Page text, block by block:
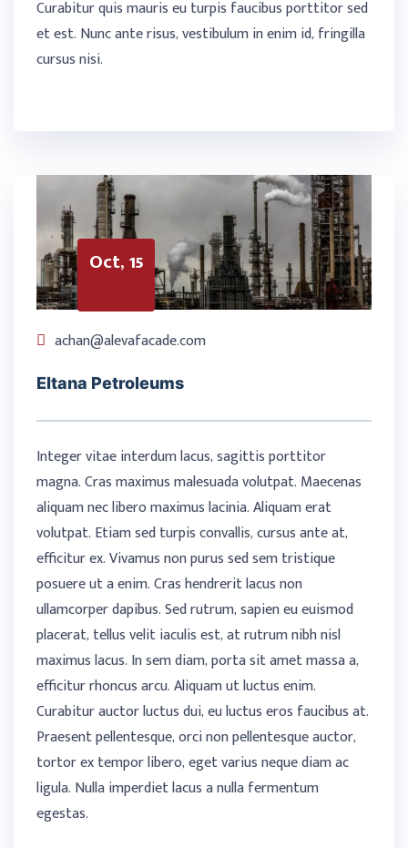
Curabitur quis mauris eu turpis faucibus porttitor sed
et est. Nunc ante risus, vestibulum in enim id, fringilla
cursus nisi.
Oct, 15
achan@alevafacade.com
Eltana Petroleums
Integer vitae interdum lacus, sagittis porttitor
magna. Cras maximus malesuada volutpat. Maecenas
aliquam nec libero maximus lacinia. Aliquam erat
volutpat. Etiam sed turpis convallis, cursus ante at,
efficitur ex. Vivamus non purus sed sem tristique
posuere ut a enim. Cras hendrerit lacus non
ullamcorper dapibus. Sed rutrum, sapien eu euismod
placerat, tellus velit iaculis est, at rutrum nibh nisl
maximus lacus. In sem diam, porta sit amet massa a,
efficitur rhoncus arcu. Aliquam ut luctus enim.
Curabitur auctor luctus dui, eu luctus eros faucibus at.
Praesent pellentesque, orci non pellentesque auctor,
tortor ex tempor libero, eget varius neque diam ac
ligula. Nulla imperdiet lacus a nulla fermentum
egestas.